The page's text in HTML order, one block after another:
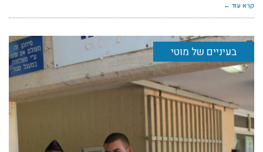
קרא עוד ←
בעיניים של מוטי